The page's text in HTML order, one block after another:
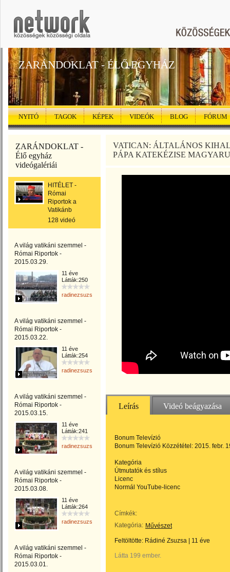
ZARÁNDOKLAT - ÉLŐ EGYHÁZ
NYITÓ TAGOK KÉPEK VIDEÓK BLOG FÓRUM
ZARÁNDOKLAT -
Élő egyház
videógalériái
HITÉLET -
Római
Riportok a
Vatikánb
128 videó
A világ vatikáni szemmel -
Római Riportok -
2015.03.29.
11 éve
Látták:250
radinezsuzsa
A világ vatikáni szemmel -
Római Riportok -
2015.03.22.
11 éve
Látták:254
radinezsuzsa
A világ vatikáni szemmel -
Római Riportok -
2015.03.15.
11 éve
Látták:241
radinezsuzsa
A világ vatikáni szemmel -
Római Riportok -
2015.03.08.
11 éve
Látták:264
radinezsuzsa
A világ vatikáni szemmel -
Római Riportok -
2015.03.01.
VATICAN: ÁLTALÁNOS
PÁPA KATEKÉZISE
Leírás Videó beágyazása
Bonum Televízió
Bonum Televízió Közzététel: 2015. febr.
Kategória
Útmutatók és stílus
Licenc
Normál YouTube-licenc
Címkék:
Kategória: Művészet
Feltöltötte: Rádiné Zsuzsa 11 éve
Látta 199 ember.